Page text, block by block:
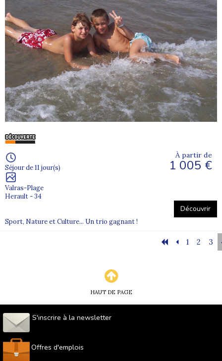
Séjour de 11 jour(s)
Valras-Plage
Herault - 34
À partir de
1 005 €
Découvrir
Sport, Nature et Culture... Un trio gagnant !
1 2 3
HAUT DE PAGE
S'inscrire à la newsletter
Offres d'emplois